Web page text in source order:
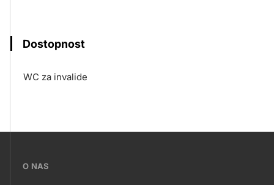
Dostopnost
WC za invalide
???O NAS